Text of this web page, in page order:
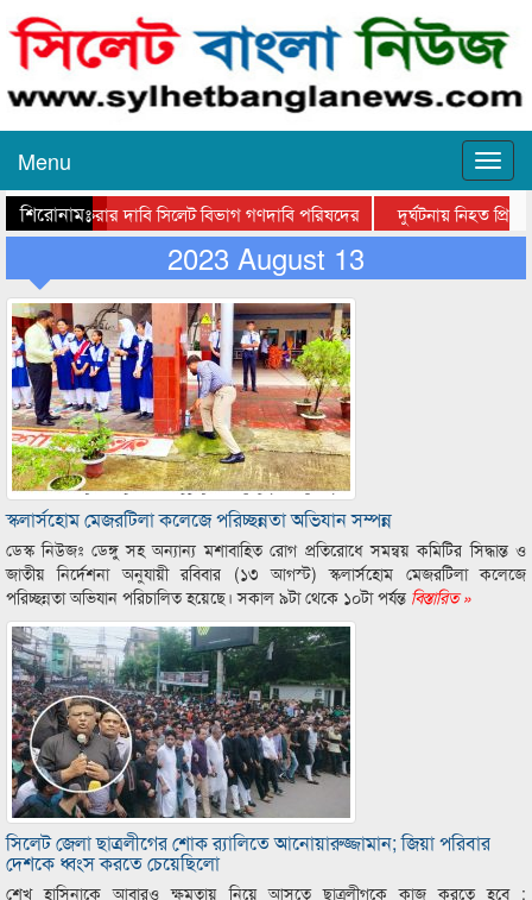
Menu
শিরোনামঃ-
করার দাবি সিলেট বিভাগ গণদাবি পরিষদের
দুর্ঘটনায় নিহত
হাসপাতালে মহানগর জামায়াত নেতৃবৃন্দ
সিলেটে তালামীযে ইসলামিয়ার
2023 August 13
স্কলার্সহোম মেজরটিলা কলেজে পরিচ্ছন্নতা অভিযান সম্পন্ন
ডেস্ক নিউজঃ ডেঙ্গু সহ অন্যান্য মশাবাহিত রোগ প্রতিরোধে সমন্বয় কমিটির সিদ্ধান্ত ও
জাতীয় নির্দেশনা অনুযায়ী রবিবার (১৩ আগস্ট) স্কলার্সহোম মেজরটিলা কলেজে
পরিচ্ছন্নতা অভিযান পরিচালিত হয়েছে। সকাল ৯টা থেকে ১০টা পর্যন্ত বিস্তারিত »
সিলেট জেলা ছাত্রলীগের শোক র‌্যালিতে আনোয়ারুজ্জামান; জিয়া পরিবার
দেশকে ধ্বংস করতে চেয়েছিলো
শেখ হাসিনাকে আবারও ক্ষমতায় নিয়ে আসতে ছাত্রলীগকে কাজ করতে হবে :